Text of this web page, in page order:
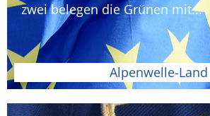
zwei belegen die Grünen mit...
Alpenwelle-Land